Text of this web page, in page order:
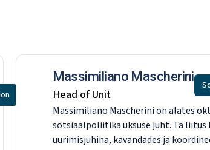
Massimiliano Mascherini
Head of Unit
Massimiliano Mascherini on alates
sotsiaalpoliitika üksuse juht. Ta liitus
uurimisjuhina, kavandades ja